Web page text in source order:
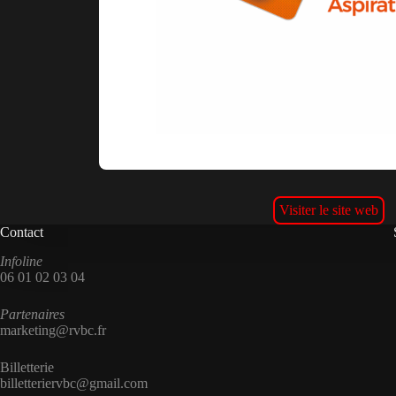
Visiter le site web
Contact
Infoline
06 01 02 03 04
Partenaires
marketing@rvbc.fr
Billetterie
billetteriervbc@gmail.com